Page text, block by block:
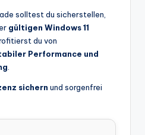
solltest du sicherstellen,
gültigen Windows 11
du von
Performance und
sichern und sorgenfrei